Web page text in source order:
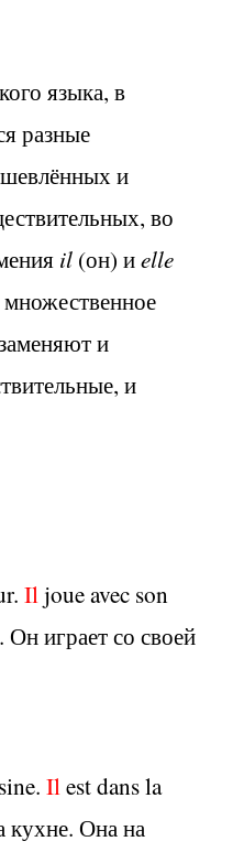
языка, в
разные
и
во
il (он) иelle
и
и
Iljoue avec son
играет со своей
Ilest dans la
кухне. Она на